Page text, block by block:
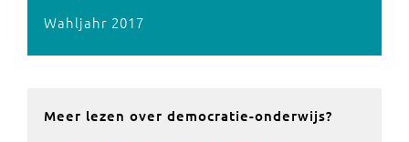
Wahljahr 2017
Meer lezen over democratie-onderwijs?